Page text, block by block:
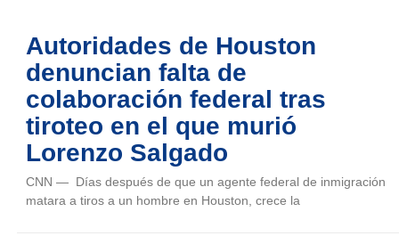
Autoridades de Houston
denuncian falta de
colaboración federal tras
tiroteo en el que murió
Lorenzo Salgado
CNN — Días después de que un agente federal de inmigración
matara a tiros a un hombre en Houston, crece la